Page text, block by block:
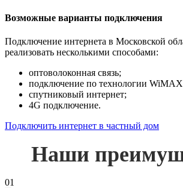
Возможные варианты подключения
Подключение интернета в Московской
реализовать несколькими способами:
оптоволоконная связь;
подключение по технологии
спутниковый интернет;
4G подключение.
Подключить интернет в частный дом
Наши
01